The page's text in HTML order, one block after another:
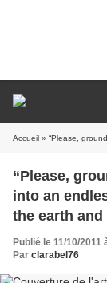
Accueil » “Please, ground, just
“Please,
into an
the earth and
Publié le 11/10/2011
Par clarabel76